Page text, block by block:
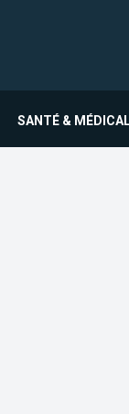
SANTÉ &